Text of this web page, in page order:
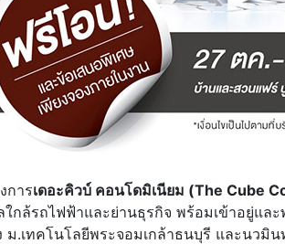
การเดอะคิวบ์ คอนโดมิเนียม (The Cube
ใกล้รถไฟฟ้าและย่านธุรกิจ พร้อมเข้าอยู่แ
ม.เทคโนโลยีพระจอมเกล้าธนบุรี และนวมิ